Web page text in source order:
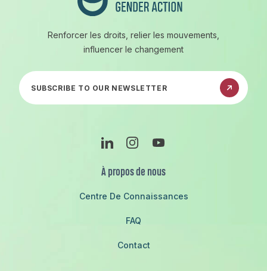
Renforcer les droits, relier les mouvements,
influencer le changement
Abonnez-vous à notre newsletter
LinkedinInstagramYoutube
À propos de nous
Centre De Connaissances
FAQ
Contact